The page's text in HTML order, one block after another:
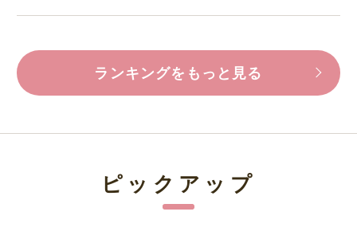
ランキングをもっと見る
ピックアップ